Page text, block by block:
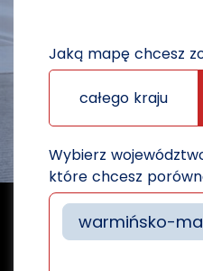
Jaką mapę chcesz
całego kraju
Wybierz
które chcesz
warmińsko-